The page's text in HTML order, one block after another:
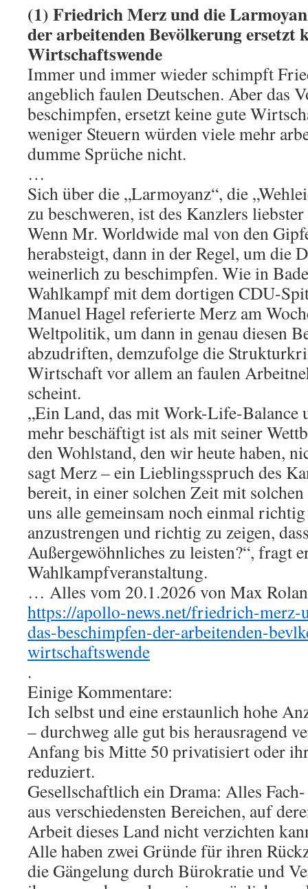
(1) Friedrich Merz und die
der arbeitenden Bevölkerung ersetzt
Wirtschaftswende
Immer und immer wieder schimpft
angeblich faulen Deutschen. Aber das
beschimpfen, ersetzt keine gute
weniger Steuern würden viele mehr
dumme Sprüche nicht.
…
Sich über die „Larmoyanz“, die
zu beschweren, ist des Kanzlers
Wenn Mr. Worldwide mal von den
herabsteigt, dann in der Regel, um die
weinerlich zu beschimpfen. Wie in
Wahlkampf mit dem dortigen CDU-
Manuel Hagel referierte Merz am
Weltpolitik, um dann in genau diesen
abzudriften, demzufolge die
Wirtschaft vor allem an faulen
scheint.
„Ein Land, das mit Work-Life-Balance
mehr beschäftigt ist als mit seiner
den Wohlstand, den wir heute haben,
sagt Merz – ein Lieblingsspruch des
bereit, in einer solchen Zeit mit
uns alle gemeinsam noch einmal
anzustrengen und richtig zu zeigen,
Außergewöhnliches zu leisten?“, fragt
Wahlkampfveranstaltung.
… Alles vom 20.1.2026 von Max
https://apollo-news.net/friedrich-
das-beschimpfen-der-arbeitenden-
wirtschaftswende
.
Einige Kommentare:
Ich selbst und eine erstaunlich hohe
– durchweg alle gut bis herausragend
Anfang bis Mitte 50 privatisiert oder
reduziert.
Gesellschaftlich ein Drama: Alles
aus verschiedensten Bereichen, auf
Arbeit dieses Land nicht verzichten
Alle haben zwei Gründe für ihren
die Gängelung durch Bürokratie und